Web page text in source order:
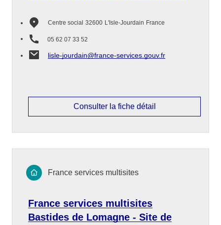
Centre social 32600 L'Isle-Jourdain France
05 62 07 33 52
lisle-jourdain@france-services.gouv.fr
Consulter la fiche détail
France services multisites
Bastides de Lomagne - Site de
France services multisites